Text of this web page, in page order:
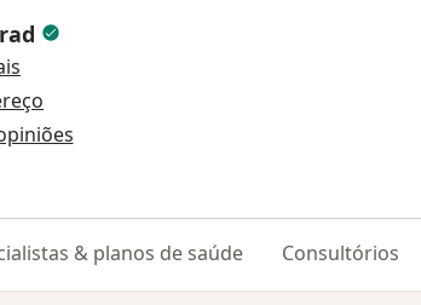
& planos de saúde Consultórios